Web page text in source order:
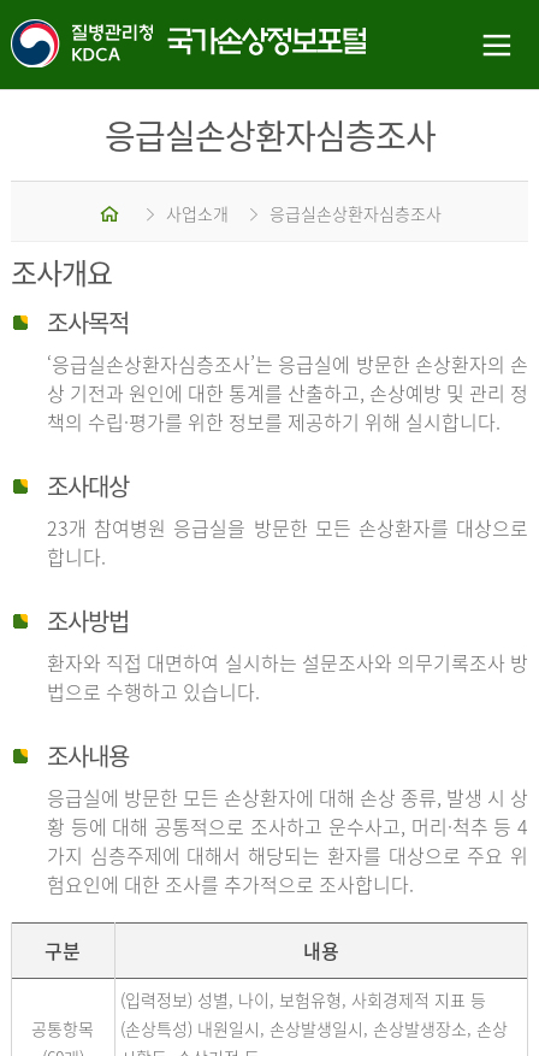
응급실손상환자심층조사
홈 사업소개 응급실손상환자심층조사
조사개요
조사목적
‘응급실손상환자심층조사’는 응급실에 방문한 손상환자의 손
상 기전과 원인에 대한 통계를 산출하고, 손상예방 및 관리 정
책의 수립·평가를 위한 정보를 제공하기 위해 실시합니다.
조사대상
23개 참여병원 응급실을 방문한 모든 손상환자를 대상으로
합니다.
조사방법
환자와 직접 대면하여 실시하는 설문조사와 의무기록조사 방
법으로 수행하고 있습니다.
조사내용
응급실에 방문한 모든 손상환자에 대해 손상 종류, 발생 시 상
황 등에 대해 공통적으로 조사하고 운수사고, 머리·척추 등 4
가지 심층주제에 대해서 해당되는 환자를 대상으로 주요 위
험요인에 대한 조사를 추가적으로 조사합니다.
구분 내용
공통항목
(입력정보) 성별, 나이, 보험유형, 사회경제적 지표 등
(손상특성) 내원일시, 손상발생일시, 손상발생장소, 손상